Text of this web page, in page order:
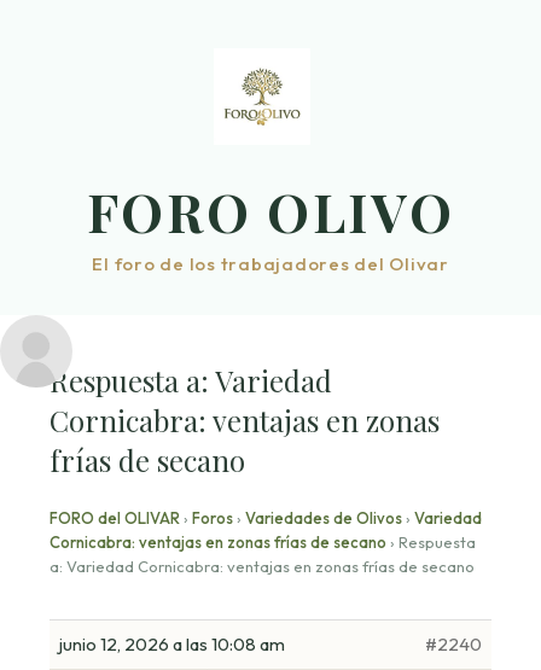
FORO OLIVO
El foro de los trabajadores del Olivar
Respuesta a: Variedad
Cornicabra: ventajas en zonas
frías de secano
FORO del OLIVAR › Foros › Variedades de Olivos › Variedad
Cornicabra: ventajas en zonas frías de secano › Respuesta
a: Variedad Cornicabra: ventajas en zonas frías de secano
junio 12, 2026 a las 10:08 am
#2240